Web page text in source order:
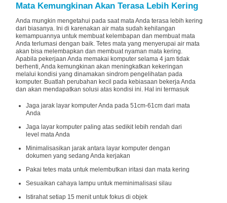
Mata Kemungkinan Akan Terasa Lebih Kering
Anda mungkin mengetahui pada saat mata Anda terasa lebih kering
dari biasanya. Ini di karenakan air mata sudah kehilangan
kemampuannya untuk membuat kelembapan dan membuat mata
Anda terlumasi dengan baik. Tetes mata yang menyerupai air mata
akan bisa melembapkan dan membuat nyaman mata kering.
Apabila pekerjaan Anda memakai komputer selama 4 jam tidak
berhenti, Anda kemungkinan akan meningkatkan kekeringan
melalui kondisi yang dinamakan sindrom pengelihatan pada
komputer. Buatlah perubahan kecil pada kebiasaan bekerja Anda
dan akan mendapatkan solusi atas kondisi ini. Hal ini termasuk
Jaga jarak layar komputer Anda pada 51cm-61cm dari mata
Anda
Jaga layar komputer paling atas sedikit lebih rendah dari
level mata Anda
Minimalisasikan jarak antara layar komputer dengan
dokumen yang sedang Anda kerjakan
Pakai tetes mata untuk melembutkan iritasi dan mata kering
Sesuaikan cahaya lampu untuk meminimalisasi silau
Istirahat setiap 15 menit untuk fokus di objek